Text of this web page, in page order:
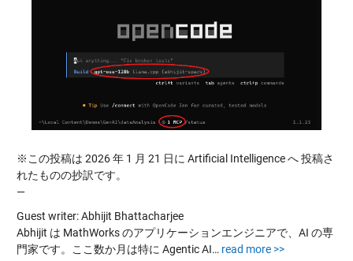
※この投稿は 2026 年 1 月 21 日に Artificial Intelligence へ 投稿さ
れたものの抄訳です。
—
Guest writer: Abhijit Bhattacharjee
Abhijit は MathWorks のアプリケーションエンジニアで、AI の専
門家です。ここ数か月は特に Agentic AI… read more >>